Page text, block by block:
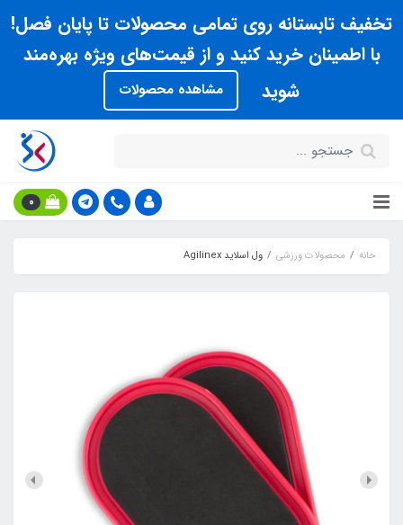
تخفیف تابستانه روی تمامی محصولات تا پایان فصل!
با اطمینان خرید کنید و از قیمت‌های ویژه بهره‌مند
شوید
مشاهده محصولات
0
خانه محصولات ورزشی ول اسلاید Agilinex